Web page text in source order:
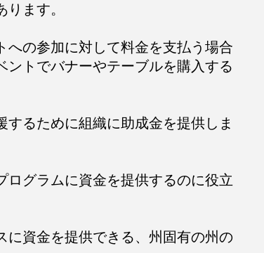
ます。
への参加に対して料金を支払う場合
トでバナーやテーブルを購入する
るために組織に助成金を提供しま
グラムに資金を提供するのに役立
に資金を提供できる、州固有の州の